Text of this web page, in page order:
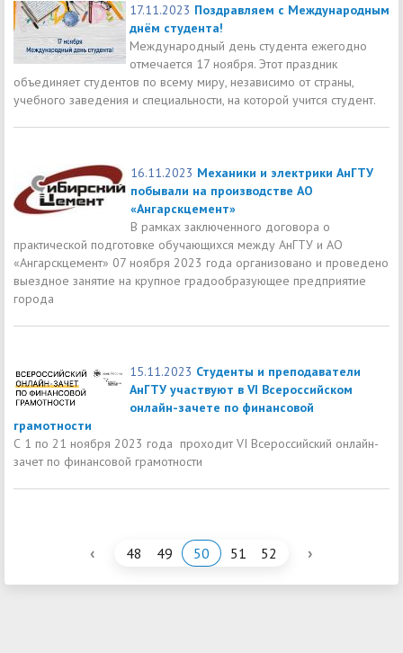
17.11.2023 Поздравляем с Международным
днём студента!
Международный день студента ежегодно
отмечается 17 ноября. Этот праздник
объединяет студентов по всему миру, независимо от страны,
учебного заведения и специальности, на которой учится студент.
16.11.2023 Механики и электрики АнГТУ
побывали на производстве АО
«Ангарскцемент»
В рамках заключенного договора о
практической подготовке обучающихся между АнГТУ и АО
«Ангарскцемент» 07 ноября 2023 года организовано и проведено
выездное занятие на крупное градообразующее предприятие
города
15.11.2023 Студенты и преподаватели
АнГТУ участвуют в VI Всероссийском
онлайн-зачете по финансовой
грамотности
С 1 по 21 ноября 2023 года проходит VI Всероссийский онлайн-
зачет по финансовой грамотности
‹ 48 49 50 51 52 ›